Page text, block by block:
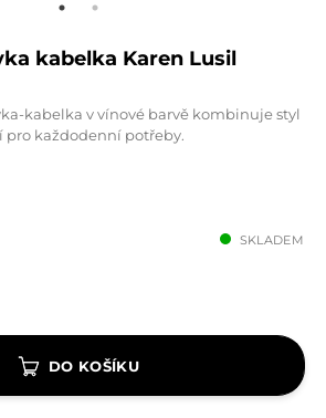
kabelka Karen Lusil
kabelka v vínové barvě kombinuje styl
pro každodenní potřeby.
SKLADEM
DO KOŠÍKU